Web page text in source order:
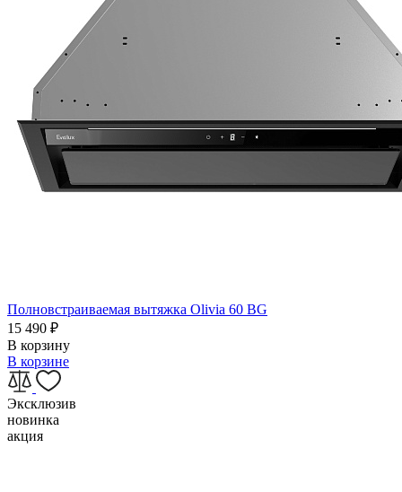
Полновстраиваемая вытяжка Olivia 60 BG
15 490 ₽
В корзину
В корзине
Эксклюзив
новинка
акция